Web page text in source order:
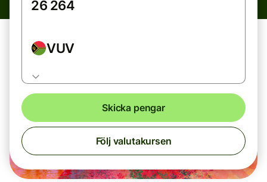
VUV
Skicka pengar
Följ valutakursen